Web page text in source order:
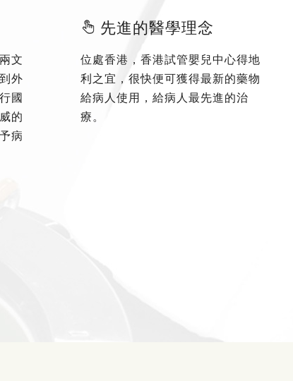
文
外
國
的
病
先進的醫學理念
位處香港，香港試管嬰兒中心得地
利之宜，很快便可獲得最新的藥物
給病人使用，給病人最先進的治
療。